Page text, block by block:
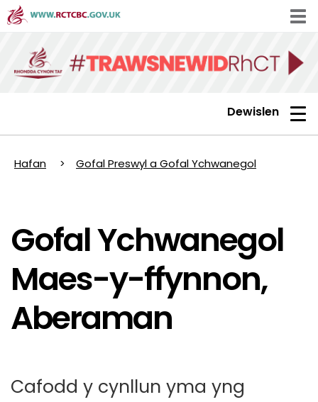
Skip
to
content
Toggle
Dewislen
Hafan Gofal Preswyl a Gofal Ychwanegol
Gofal Ychwanegol
Maes-y-ffynnon,
Aberaman
Cafodd y cynllun yma yng